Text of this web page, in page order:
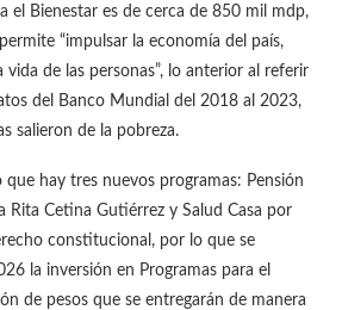
el Bienestar es de cerca de 850 mil mdp,
“impulsar la economía del país,
de las personas”, lo anterior al referir
del Banco Mundial del 2018 al 2023,
salieron de la pobreza.
que hay tres nuevos programas: Pensión
Rita Cetina Gutiérrez y Salud Casa por
constitucional, por lo que se
la inversión en Programas para el
de pesos que se entregarán de manera